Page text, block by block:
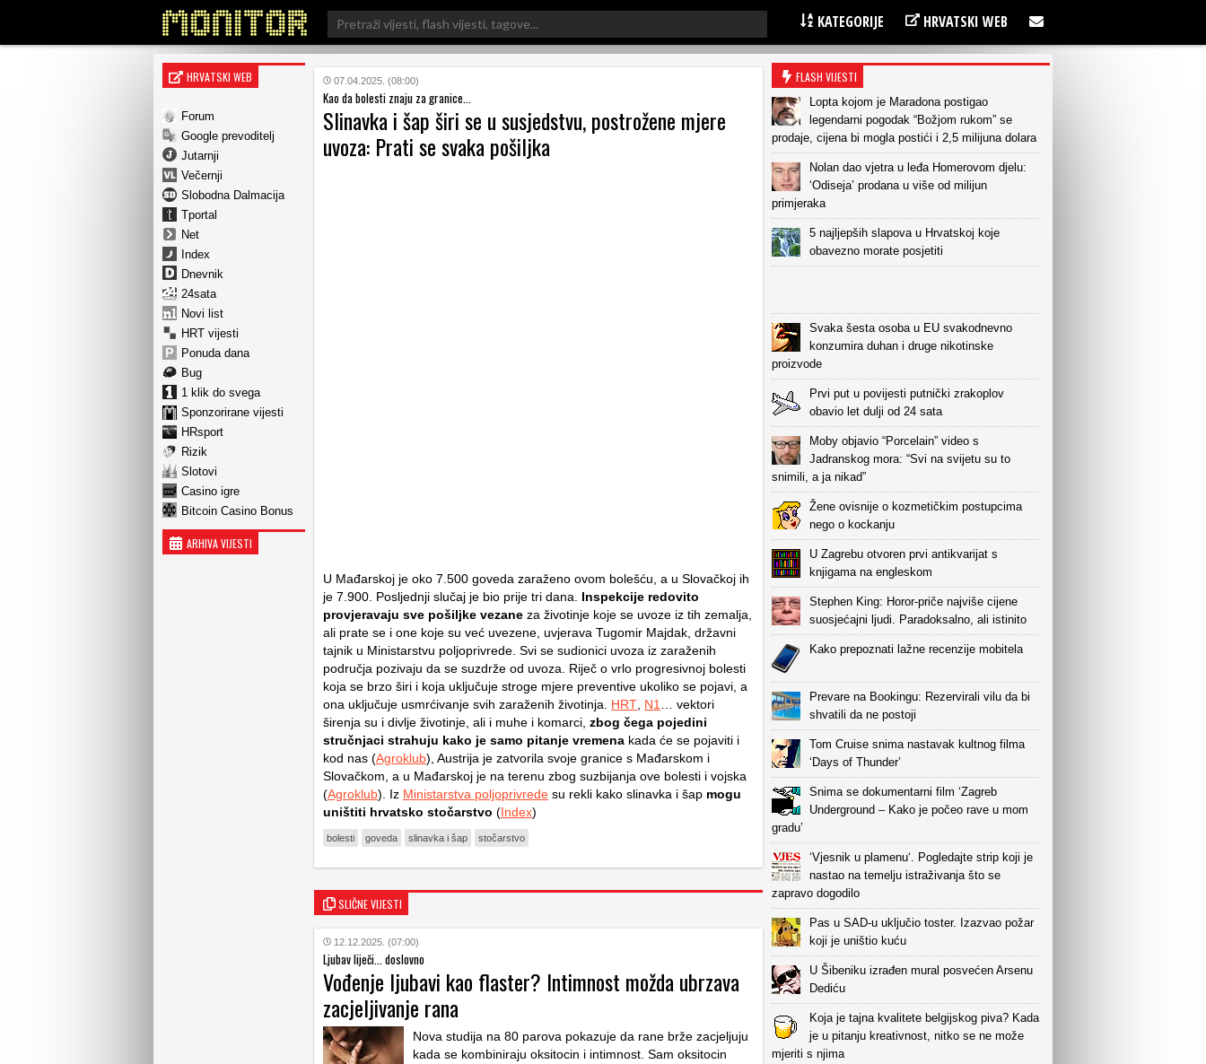
Search
for:
KATEGORIJE HRVATSKI WEB
HRVATSKI WEB
Forum
Google prevoditelj
Jutarnji
Večernji
Slobodna Dalmacija
Tportal
Net
Index
Dnevnik
24sata
Novi list
HRT vijesti
Ponuda dana
Bug
1 klik do svega
Sponzorirane vijesti
HRsport
Rizik
Slotovi
Casino igre
Bitcoin Casino Bonus
ARHIVA VIJESTI
07.04.2025. (08:00)
Kao da bolesti znaju za granice...
Slinavka i šap širi se u susjedstvu, postrožene mjere
uvoza: Prati se svaka pošiljka
U Mađarskoj je oko 7.500 goveda zaraženo ovom bolešću, a u Slovačkoj ih
je 7.900. Posljednji slučaj je bio prije tri dana.
Inspekcije redovito
provjeravaju sve pošiljke vezane za životinje koje se uvoze iz tih zemalja,
ali prate se i one koje su već uvezene, uvjerava Tugomir Majdak, državni
tajnik u Ministarstvu poljoprivrede. Svi se sudionici uvoza iz zaraženih
područja pozivaju da se suzdrže od uvoza. Riječ o vrlo progresivnoj bolesti
koja se brzo širi i koja uključuje stroge mjere preventive ukoliko se pojavi, a
ona uključuje usmrćivanje svih zaraženih životinja. HRT N1
… vektori
širenja su i divlje životinje, ali i muhe i komarci, zbog čega pojedini
stručnjaci strahuju kako je samo pitanje vremena kada će se pojaviti i
kod nas (Agroklub), Austrija je zatvorila svoje granice s Mađarskom i
Slovačkom, a u Mađarskoj je na terenu zbog suzbijanja ove bolesti i vojska
(Agroklub). Iz Ministarstva poljoprivrede su rekli kako slinavka i šap mogu
uništiti hrvatsko stočarstvo (Index)
bolesti goveda slinavka i šap stočarstvo
SLIČNE VIJESTI
12.12.2025. (07:00)
Ljubav liječi... doslovno
Vođenje ljubavi kao flaster? Intimnost možda ubrzava
zacjeljivanje rana
Nova studija na 80 parova pokazuje da rane brže zacjeljuju
kada se kombiniraju oksitocin i intimnost. Sam oksitocin
FLASH VIJESTI
Lopta kojom je Maradona postigao
legendarni pogodak “Božjom rukom” se
prodaje, cijena bi mogla postići i 2,5 milijuna dolara
Nolan dao vjetra u leđa Homerovom djelu:
‘Odiseja’ prodana u više od milijun
primjeraka
5 najljepših slapova u Hrvatskoj koje
obavezno morate posjetiti
Svaka šesta osoba u EU svakodnevno
konzumira duhan i druge nikotinske
proizvode
Prvi put u povijesti putnički zrakoplov
obavio let dulji od 24 sata
Moby objavio “Porcelain” video s
Jadranskog mora: “Svi na svijetu su to
snimili, a ja nikad”
Žene ovisnije o kozmetičkim postupcima
nego o kockanju
U Zagrebu otvoren prvi antikvarijat s
knjigama na engleskom
Stephen King: Horor-priče najviše cijene
suosjećajni ljudi. Paradoksalno, ali istinito
Kako prepoznati lažne recenzije mobitela
Prevare na Bookingu: Rezervirali vilu da bi
shvatili da ne postoji
Tom Cruise snima nastavak kultnog filma
‘Days of Thunder’
Snima se dokumentarni film ‘Zagreb
Underground – Kako je počeo rave u mom
gradu’
‘Vjesnik u plamenu‘. Pogledajte strip koji je
nastao na temelju istraživanja što se
zapravo dogodilo
Pas u SAD-u uključio toster. Izazvao požar
koji je uništio kuću
U Šibeniku izrađen mural posvećen Arsenu
Dediću
Koja je tajna kvalitete belgijskog piva? Kada
je u pitanju kreativnost, nitko se ne može
mjeriti s njima